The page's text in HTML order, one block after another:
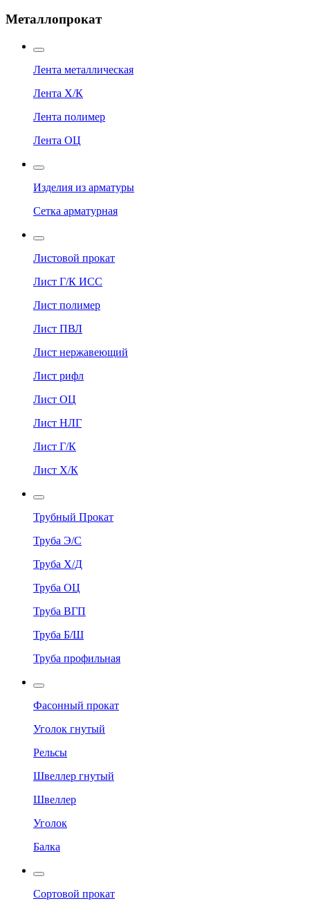
Металлопрокат
Лента металлическая
Лента Х/К
Лента полимер
Лента ОЦ
Изделия из арматуры
Сетка арматурная
Листовой прокат
Лист Г/К ИСС
Лист полимер
Лист ПВЛ
Лист нержавеющий
Лист рифл
Лист ОЦ
Лист НЛГ
Лист Г/К
Лист Х/К
Трубный Прокат
Труба Э/С
Труба Х/Д
Труба ОЦ
Труба ВГП
Труба Б/Ш
Труба профильная
Фасонный прокат
Уголок гнутый
Рельсы
Швеллер гнутый
Швеллер
Уголок
Балка
Сортовой прокат